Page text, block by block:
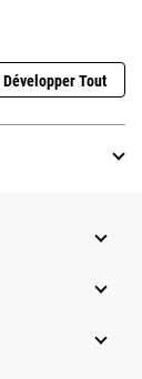
Développer Tout